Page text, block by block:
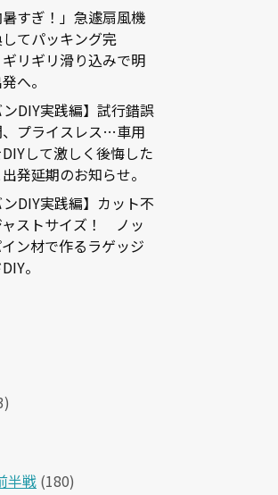
暑すぎ！」急遽扇風機
てパッキング完
リギリ滑り込みで明
へ。
ンDIY実践編】試行錯誤
、プライスレス…車用
して激しく後悔した
発延期のお知らせ。
ンDIY実践編】カット不
ャストサイズ！ ノッ
ン材で作るラゲッジ
。
半戦 (180)